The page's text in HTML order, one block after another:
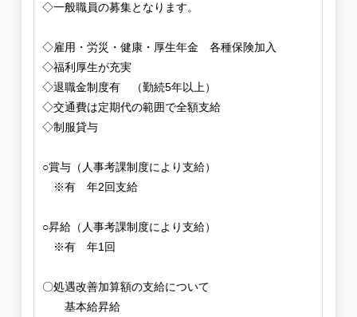
◇一般職員の募集となります。
◇雇用・労災・健康・厚生年金 各種保険加入
◇福利厚生が充実
◇退職金制度有 （勤続5年以上）
◇交通費は定期代の範囲で全額支給
◇制服貸与
○賞与（人事考課制度により支給）
※有 年2回支給
○昇給（人事考課制度により支給）
※有 年1回
〇処遇改善加算額の支給について
基本給昇給